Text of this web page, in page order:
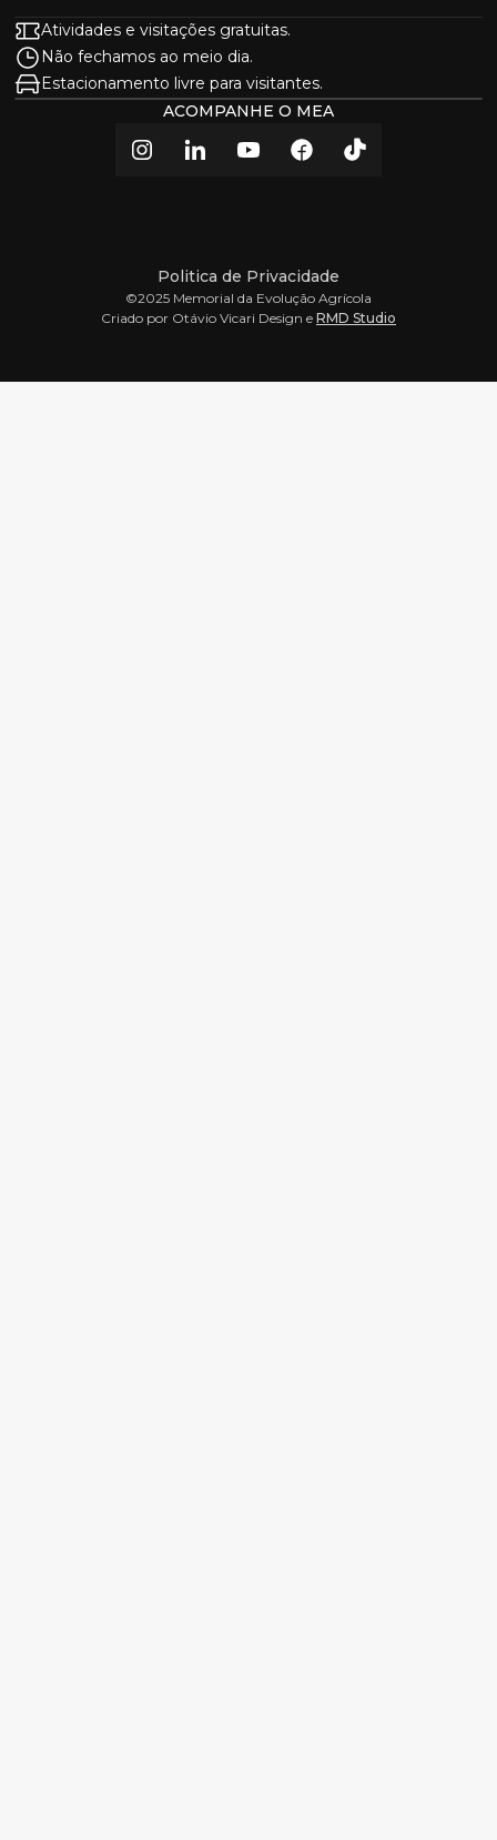
Atividades e visitações gratuitas.
Não fechamos ao meio dia.
Estacionamento livre para visitantes.
ACOMPANHE O MEA
Politica de Privacidade
©2025 Memorial da Evolução Agrícola
Criado por Otávio Vicari Design e RMD Studio